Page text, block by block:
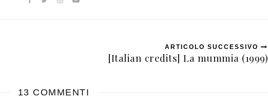
ARTICOLO SUCCESSIVO
[Italian credits] La mummia (1999)
13 COMMENTI